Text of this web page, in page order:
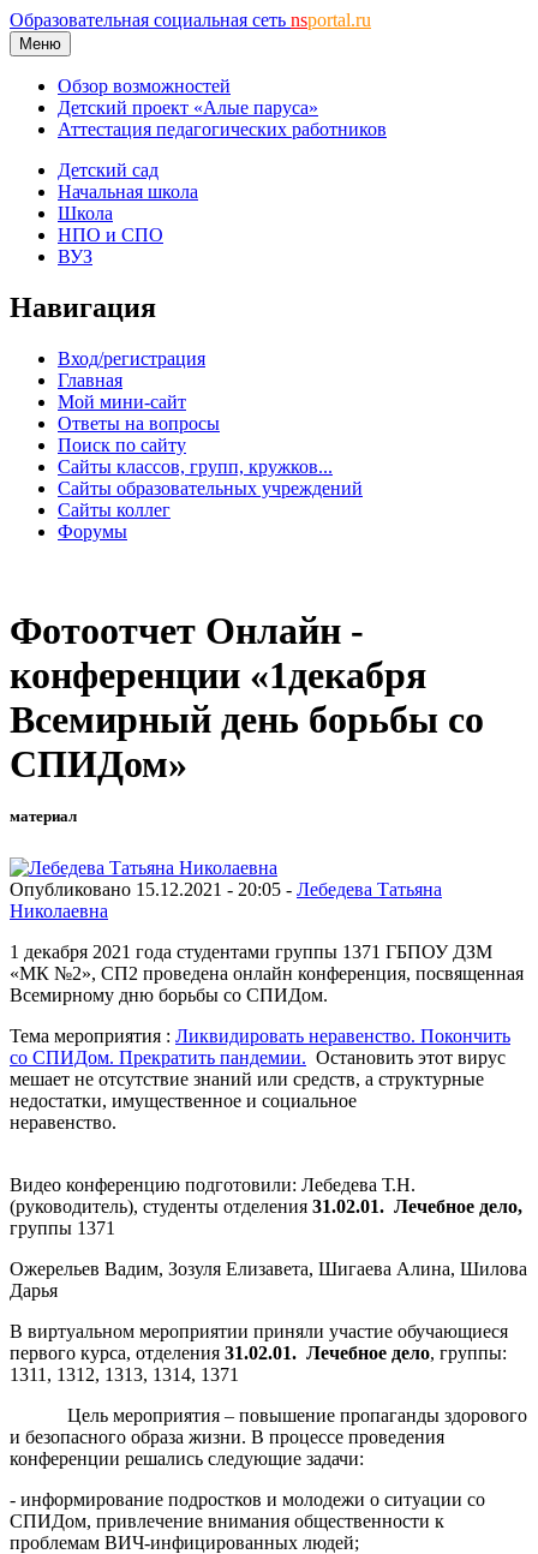
Образовательная социальная сеть nsportal.ru
Меню
Обзор возможностей
Детский проект «Алые паруса»
Аттестация педагогических работников
Детский сад
Начальная школа
Школа
НПО и СПО
ВУЗ
Навигация
Вход/регистрация
Главная
Мой мини-сайт
Ответы на вопросы
Поиск по сайту
Сайты классов, групп, кружков...
Сайты образовательных учреждений
Сайты коллег
Форумы
Фотоотчет Онлайн -
конференции «1декабря
Всемирный день борьбы со
СПИДом»
материал
Опубликовано 15.12.2021 - 20:05 - Лебедева Татьяна
Николаевна
1 декабря 2021 года студентами группы 1371 ГБПОУ ДЗМ
«МК №2», СП2 проведена онлайн конференция, посвященная
Всемирному дню борьбы со СПИДом.
Тема мероприятия : Ликвидировать неравенство. Покончить
со СПИДом. Прекратить пандемии. Остановить этот вирус
мешает не отсутствие знаний или средств, а структурные
недостатки, имущественное и социальное
неравенство.
Видео конференцию подготовили: Лебедева Т.Н.
(руководитель), студенты отделения 31.02.01. Лечебное дело,
группы 1371
Ожерельев Вадим, Зозуля Елизавета, Шигаева Алина, Шилова
Дарья
В виртуальном мероприятии приняли участие обучающиеся
первого курса, отделения 31.02.01. Лечебное дело, группы:
1311, 1312, 1313, 1314, 1371
Цель мероприятия – повышение пропаганды здорового
и безопасного образа жизни. В процессе проведения
конференции решались следующие задачи:
- информирование подростков и молодежи о ситуации со
СПИДом, привлечение внимания общественности к
проблемам ВИЧ-инфицированных людей;